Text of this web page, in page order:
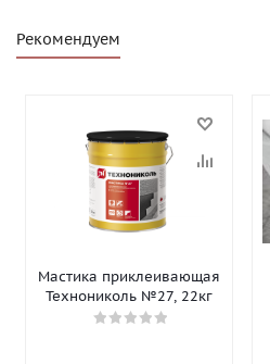
Рекомендуем
Мастика приклеивающая
Технониколь №27, 22кг